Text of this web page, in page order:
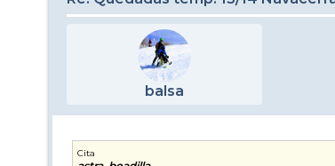
balsa
Cita